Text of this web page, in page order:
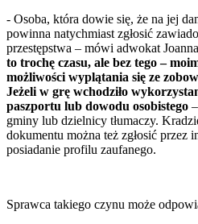
- Osoba, która dowie się, że na jej
powinna natychmiast zgłosić
przestępstwa – mówi adwokat
to trochę czasu, ale bez tego –
możliwości wyplątania się ze
Jeżeli w grę wchodziło
paszportu lub dowodu osobistego
gminy lub dzielnicy tłumaczy.
dokumentu można też zgłosić przez
posiadanie profilu zaufanego.
Sprawca takiego czynu może